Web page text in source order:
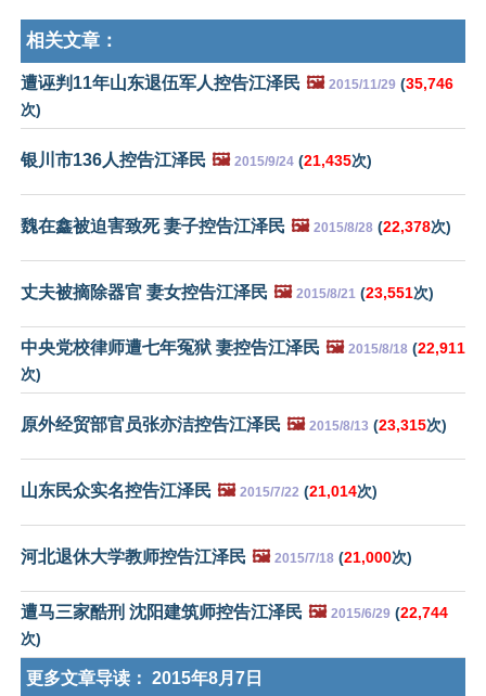
相关文章：
遭诬判11年山东退伍军人控告江泽民 🖼️ 2015/11/29 (35,746
次)
银川市136人控告江泽民 🖼️ 2015/9/24 (21,435次)
魏在鑫被迫害致死 妻子控告江泽民 🖼️ 2015/8/28 (22,378次)
丈夫被摘除器官 妻女控告江泽民 🖼️ 2015/8/21 (23,551次)
中央党校律师遭七年冤狱 妻控告江泽民 🖼️ 2015/8/18 (22,911
次)
原外经贸部官员张亦洁控告江泽民 🖼️ 2015/8/13 (23,315次)
山东民众实名控告江泽民 🖼️ 2015/7/22 (21,014次)
河北退休大学教师控告江泽民 🖼️ 2015/7/18 (21,000次)
遭马三家酷刑 沈阳建筑师控告江泽民 🖼️ 2015/6/29 (22,744
次)
更多文章导读： 2015年8月7日